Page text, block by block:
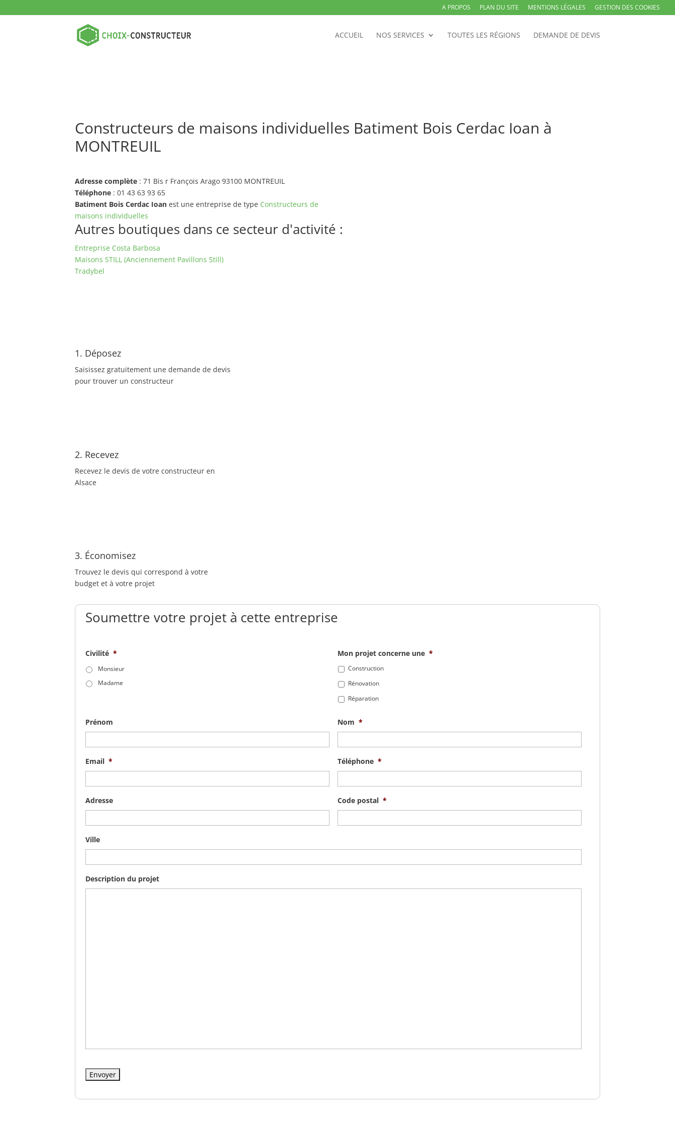
A PROPOS PLAN DU SITE MENTIONS LÉGALES GESTION DES COOKIES
ACCUEIL NOS SERVICES TOUTES LES RÉGIONS DEMANDE DE DEVIS
Constructeurs de maisons individuelles Batiment Bois Cerdac Ioan à
MONTREUIL
Adresse complète : 71 Bis r François Arago 93100 MONTREUIL
Téléphone : 01 43 63 93 65
Batiment Bois Cerdac Ioan est une entreprise de type Constructeurs de
maisons individuelles
Autres boutiques dans ce secteur d'activité :
Entreprise Costa Barbosa
Maisons STILL (Anciennement Pavillons Still)
Tradybel
1. Déposez
Saisissez gratuitement une demande de devis
pour trouver un constructeur
2. Recevez
Recevez le devis de votre constructeur en
Alsace
3. Économisez
Trouvez le devis qui correspond à votre
budget et à votre projet
Soumettre votre projet à cette entreprise
Civilité *
Monsieur
Madame
Mon projet concerne une *
Construction
Rénovation
Réparation
Prénom Nom *
Email * Téléphone *
Adresse Code postal *
Ville
Description du projet